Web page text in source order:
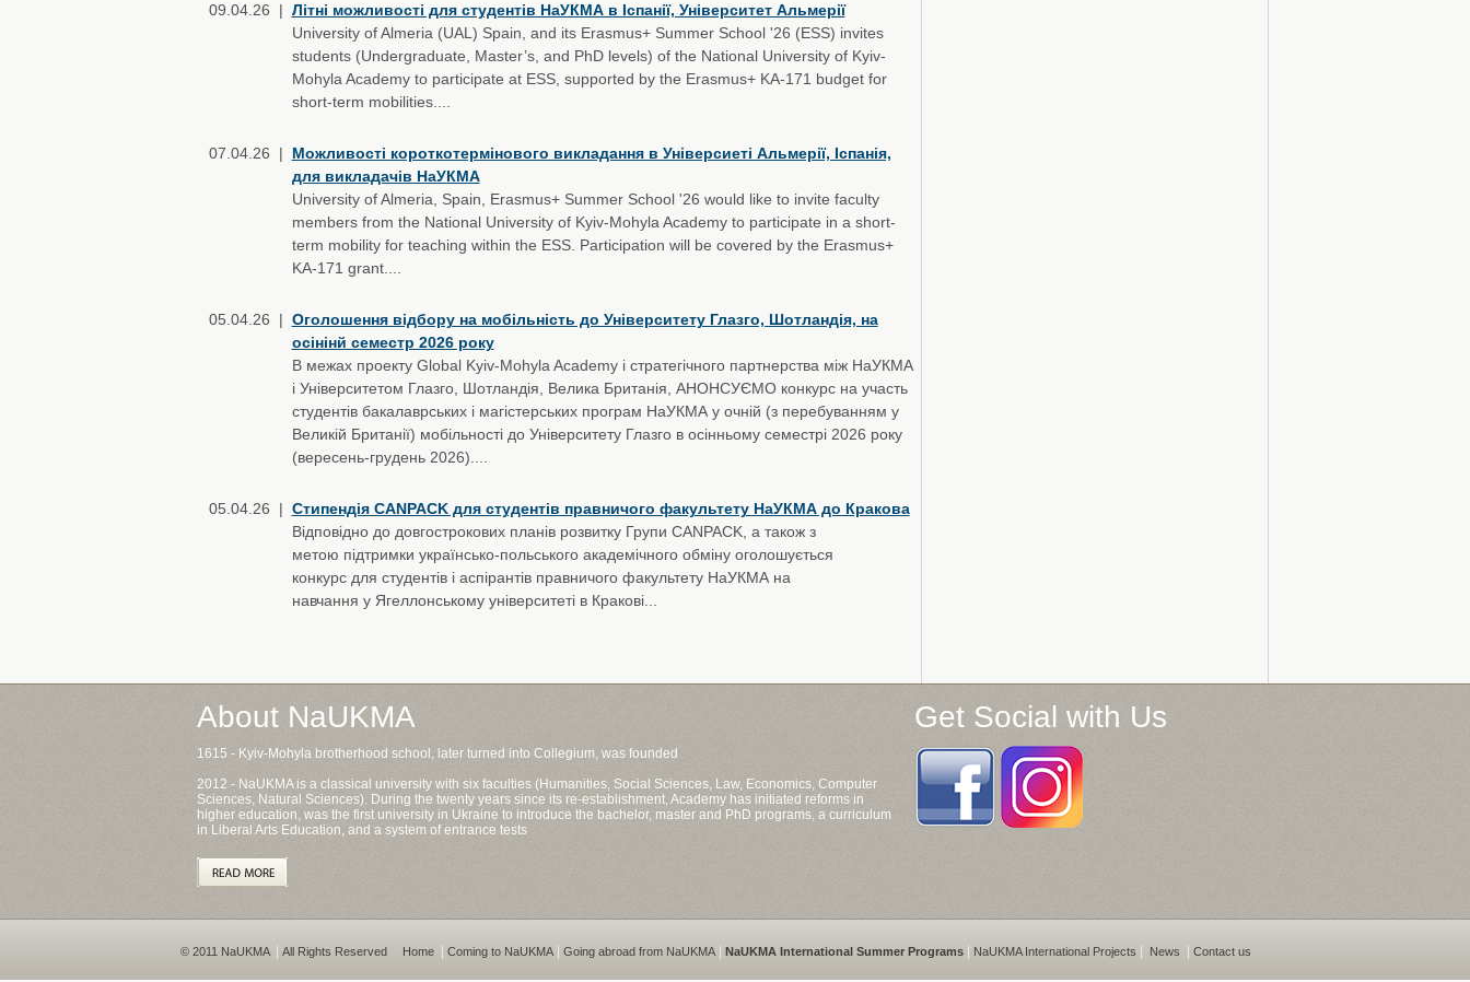
09.04.26 | Літні можливості для студентів НаУКМА в Іспанії, Університет Альмерії
University of Almeria (UAL) Spain, and its Erasmus+ Summer School '26 (ESS) invites
students (Undergraduate, Master’s, and PhD levels) of the National University of Kyiv-
Mohyla Academy to participate at ESS, supported by the Erasmus+ KA-171 budget for
short-term mobilities....
07.04.26 | Можливості короткотермінового викладання в Універсиеті Альмерії, Іспанія,
для викладачів НаУКМА
University of Almeria, Spain, Erasmus+ Summer School '26 would like to invite faculty
members from the National University of Kyiv-Mohyla Academy to participate in a short-
term mobility for teaching within the ESS. Participation will be covered by the Erasmus+
KA-171 grant....
05.04.26 | Оголошення відбору на мобільність до Університету Глазго, Шотландія, на
осінінй семестр 2026 року
В межах проекту Global Kyiv-Mohyla Academy і стратегічного партнерства між НаУКМА
і Університетом Глазго, Шотландія, Велика Британія, АНОНСУЄМО конкурс на участь
студентів бакалаврських і магістерських програм НаУКМА у очній (з перебуванням у
Великій Британії) мобільності до Університету Глазго в осінньому семестрі 2026 року
(вересень-грудень 2026)....
05.04.26 | Стипендія CANPACK для студентів правничого факультету НаУКМА до Кракова
Відповідно до довгострокових планів розвитку Групи CANPACK, а також з
метою підтримки українсько-польського академічного обміну оголошується
конкурс для студентів і аспірантів правничого факультету НаУКМА на
навчання у Ягеллонському університеті в Кракові...
About NaUKMA
1615 - Kyiv-Mohyla brotherhood school, later turned into Collegium, was founded
2012 - NaUKMA is a classical university with six faculties (Humanities, Social Sciences, Law, Economics, Computer
Sciences, Natural Sciences). During the twenty years since its re-establishment, Academy has initiated reforms in
higher education, was the first university in Ukraine to introduce the bachelor, master and PhD programs, a curriculum
in Liberal Arts Education, and a system of entrance tests
Get Social with Us
© 2011 NaUKMA All Rights Reserved Home Coming to NaUKMA| Going abroad from NaUKMA| NaUKMA International Summer Programs| NaUKMA International Projects News Contact us